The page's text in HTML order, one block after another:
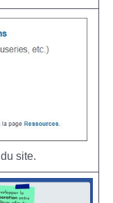
du site.